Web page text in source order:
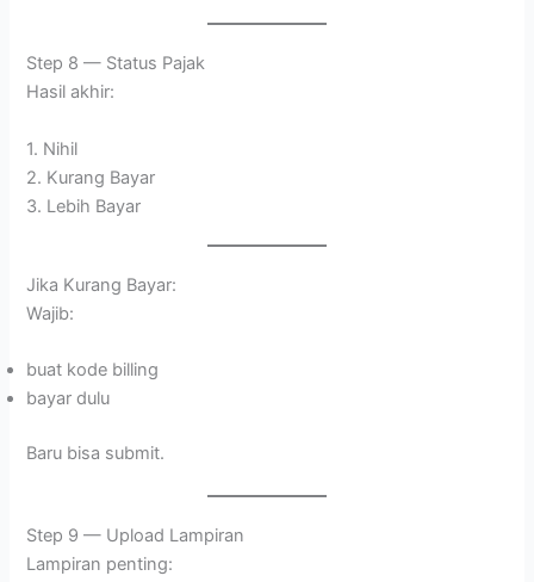
Step 8 — Status Pajak
Hasil akhir:
1. Nihil
2. Kurang Bayar
3. Lebih Bayar
Jika Kurang Bayar:
Wajib:
buat kode billing
bayar dulu
Baru bisa submit.
Step 9 — Upload Lampiran
Lampiran penting: